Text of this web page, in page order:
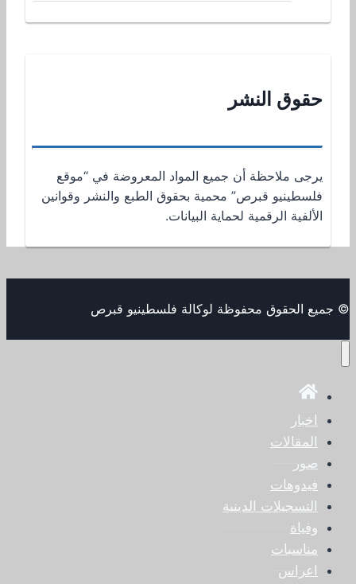
حقوق النشر
يرجى ملاحظة أن جميع المواد المعروضة في “موقع
فلسطينيو قبرص” محمية بحقوق الطبع والنشر وقوانين
الألفية الرقمية لحماية البيانات.
© جميع الحقوق محفوظة لوكالة فلسطينيو قبرص
اخبار
المقالات
صور
فيدوهات
التسجيلات الدينية
وفياة
مناسبات
اعراس